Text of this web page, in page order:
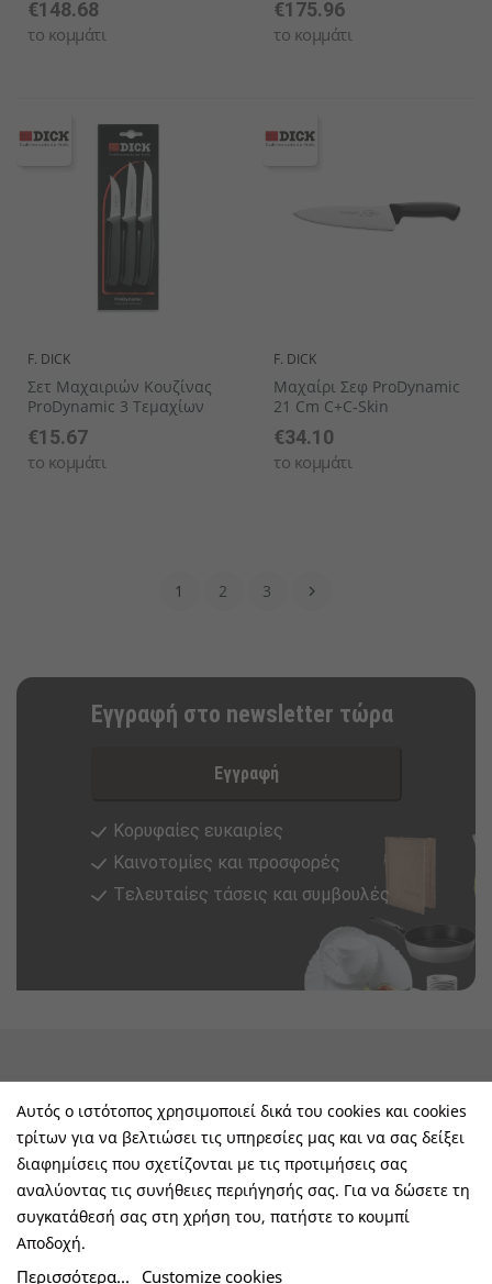
€148.68
το κομμάτι
€175.96
το κομμάτι
F. DICK
Σετ Μαχαιριών Κουζίνας
ProDynamic 3 Τεμαχίων
€15.67
το κομμάτι
F. DICK
Μαχαίρι Σεφ ProDynamic
21 Cm C+C-Skin
€34.10
το κομμάτι
1 2 3 
Εγγραφή στο newsletter τώρα
Εγγραφή
Κορυφαίες ευκαιρίες
Καινοτομίες και προσφορές
Tελευταίες τάσεις και συμβουλές
keyboard_arrow_down
E-Shop keyboard_arrow_down
Τα Οφέλη Σας Μαζί Μας keyboard_arrow_down
Ακολουθήστε Μας
Αυτός ο ιστότοπος χρησιμοποιεί δικά του cookies και cookies
τρίτων για να βελτιώσει τις υπηρεσίες μας και να σας δείξει
διαφημίσεις που σχετίζονται με τις προτιμήσεις σας
αναλύοντας τις συνήθειες περιήγησής σας. Για να δώσετε τη
συγκατάθεσή σας στη χρήση του, πατήστε το κουμπί
Αποδοχή.
Περισσότερα... Customize cookies